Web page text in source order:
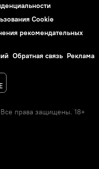
Cookie
рекомендательных
Обратная связь Реклама
права защищены. 18+